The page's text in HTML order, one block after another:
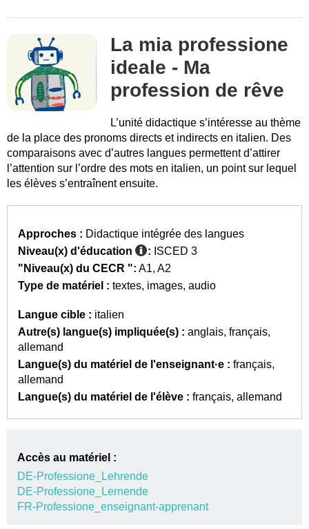
La mia professione
ideale - Ma
profession de rêve
L’unité didactique s’intéresse au thème
de la place des pronoms directs et indirects en italien. Des
comparaisons avec d’autres langues permettent d’attirer
l’attention sur l’ordre des mots en italien, un point sur lequel
les élèves s’entraînent ensuite.
Approches : Didactique intégrée des langues
Niveau(x) d'éducation
: ISCED 3
"Niveau(x) du CECR ": A1 A2
Type de matériel : textes images audio
Langue cible : italien
Autre(s) langue(s) impliquée(s) : anglais français
allemand
Langue(s) du matériel de l'enseignant·e : français
allemand
Langue(s) du matériel de l'élève : français allemand
Accès au matériel :
DE-Professione_Lehrende
DE-Professione_Lernende
FR-Professione_enseignant-apprenant